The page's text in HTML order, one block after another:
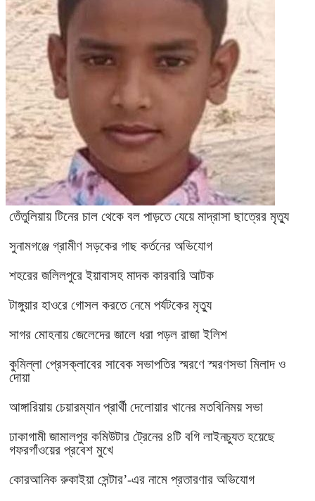
তেঁতুলিয়ায় টিনের চাল থেকে বল পাড়তে যেয়ে মাদ্রাসা ছাত্রের মৃত্যু
সুনামগঞ্জে গ্রামীণ সড়কের গাছ কর্তনের অভিযোগ
শহরের জলিলপুরে ইয়াবাসহ মাদক কারবারি আটক
টাঙ্গুয়ার হাওরে গোসল করতে নেমে পর্যটকের মৃত্যু
সাগর মোহনায় জেলেদের জালে ধরা পড়ল রাজা ইলিশ
কুমিল্লা প্রেসক্লাবের সাবেক সভাপতির স্মরণে স্মরণসভা মিলাদ ও
দোয়া
আঙ্গারিয়ায় চেয়ারম্যান প্রার্থী দেলোয়ার খানের মতবিনিময় সভা
ঢাকাগামী জামালপুর কমিউটার ট্রেনের ৪টি বগি লাইনচ্যুত হয়েছে
গফরগাঁওয়ের প্রবেশ মুখে
কোরআনিক রুকাইয়া সেন্টার’-এর নামে প্রতারণার অভিযোগ